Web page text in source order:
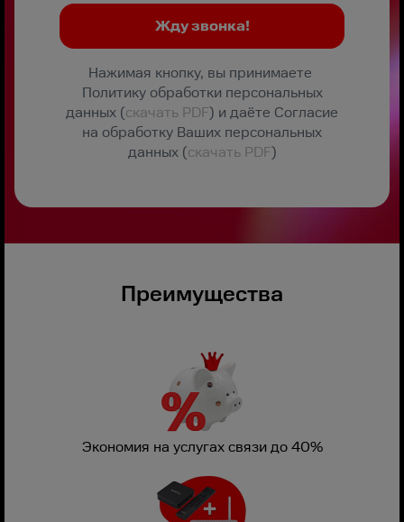
Нажимая кнопку, вы принимаете
Политику обработки персональных
данных (скачать PDF) и даёте Согласие
на обработку Ваших персональных
данных (скачать PDF)
Преимущества
Экономия на услугах связи до 40%